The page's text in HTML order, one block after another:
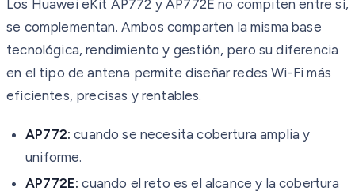
Los Huawei eKit AP772 y AP772E no compiten entre sí,
se complementan. Ambos comparten la misma base
tecnológica, rendimiento y gestión, pero su diferencia
en el tipo de antena permite diseñar redes Wi-Fi más
eficientes, precisas y rentables.
AP772: cuando se necesita cobertura amplia y
uniforme.
AP772E: cuando el reto es el alcance y la cobertura